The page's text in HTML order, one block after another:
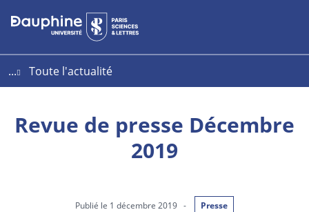
Aller
au
Aller
au
Plan
du
...
Toute l'actualité
Revue de presse Décembre
2019
Publié le 1 décembre 2019 - Presse